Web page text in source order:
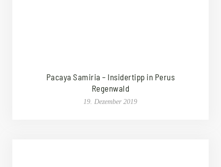
Pacaya Samiria – Insidertipp in Perus
Regenwald
19. Dezember 2019